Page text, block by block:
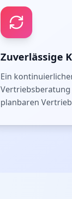
Zuverlässige
Ein
planbaren